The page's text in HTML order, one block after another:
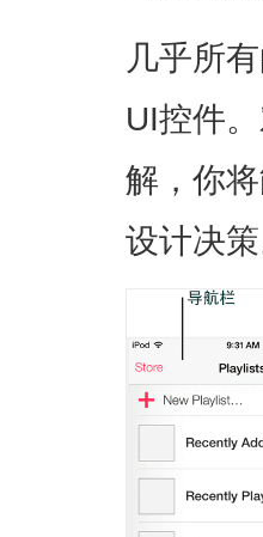
几乎所
UI控件
解，你
设计决策